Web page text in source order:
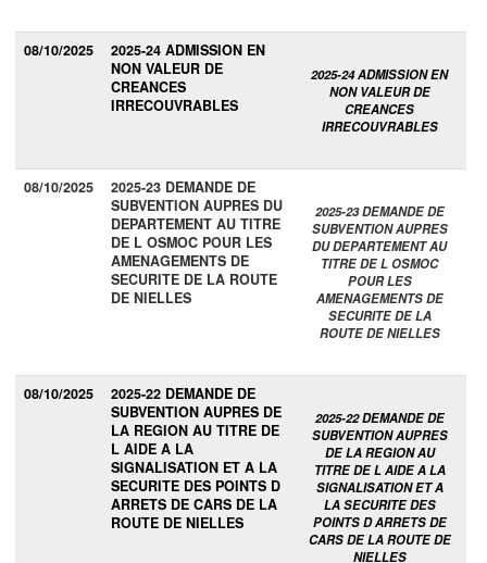
08/10/2025
2025-24 ADMISSION EN
NON VALEUR DE
CREANCES
IRRECOUVRABLES
2025-24 ADMISSION EN
NON VALEUR DE
CREANCES
IRRECOUVRABLES
08/10/2025
2025-23 DEMANDE DE
SUBVENTION AUPRES DU
DEPARTEMENT AU TITRE
DE L OSMOC POUR LES
AMENAGEMENTS DE
SECURITE DE LA ROUTE
DE NIELLES
2025-23 DEMANDE DE
SUBVENTION AUPRES
DU DEPARTEMENT AU
TITRE DE L OSMOC
POUR LES
AMENAGEMENTS DE
SECURITE DE LA
ROUTE DE NIELLES
08/10/2025
2025-22 DEMANDE DE
SUBVENTION AUPRES DE
LA REGION AU TITRE DE
L AIDE A LA
SIGNALISATION ET A LA
SECURITE DES POINTS D
ARRETS DE CARS DE LA
ROUTE DE NIELLES
2025-22 DEMANDE DE
SUBVENTION AUPRES
DE LA REGION AU
TITRE DE L AIDE A LA
SIGNALISATION ET A
LA SECURITE DES
POINTS D ARRETS DE
CARS DE LA ROUTE DE
NIELLES